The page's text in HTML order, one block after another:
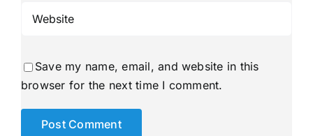
Save my name, email, and website in this
browser for the next time I comment.